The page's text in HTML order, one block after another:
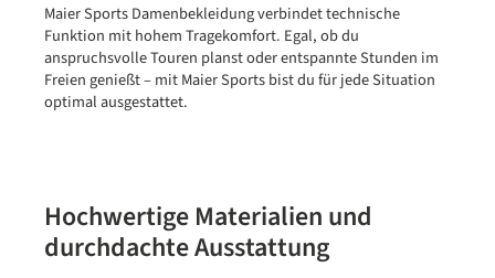
Maier Sports Damenbekleidung verbindet technische
Funktion mit hohem Tragekomfort. Egal, ob du
anspruchsvolle Touren planst oder entspannte Stunden im
Freien genießt – mit Maier Sports bist du für jede Situation
optimal ausgestattet.
Hochwertige Materialien und
durchdachte Ausstattung